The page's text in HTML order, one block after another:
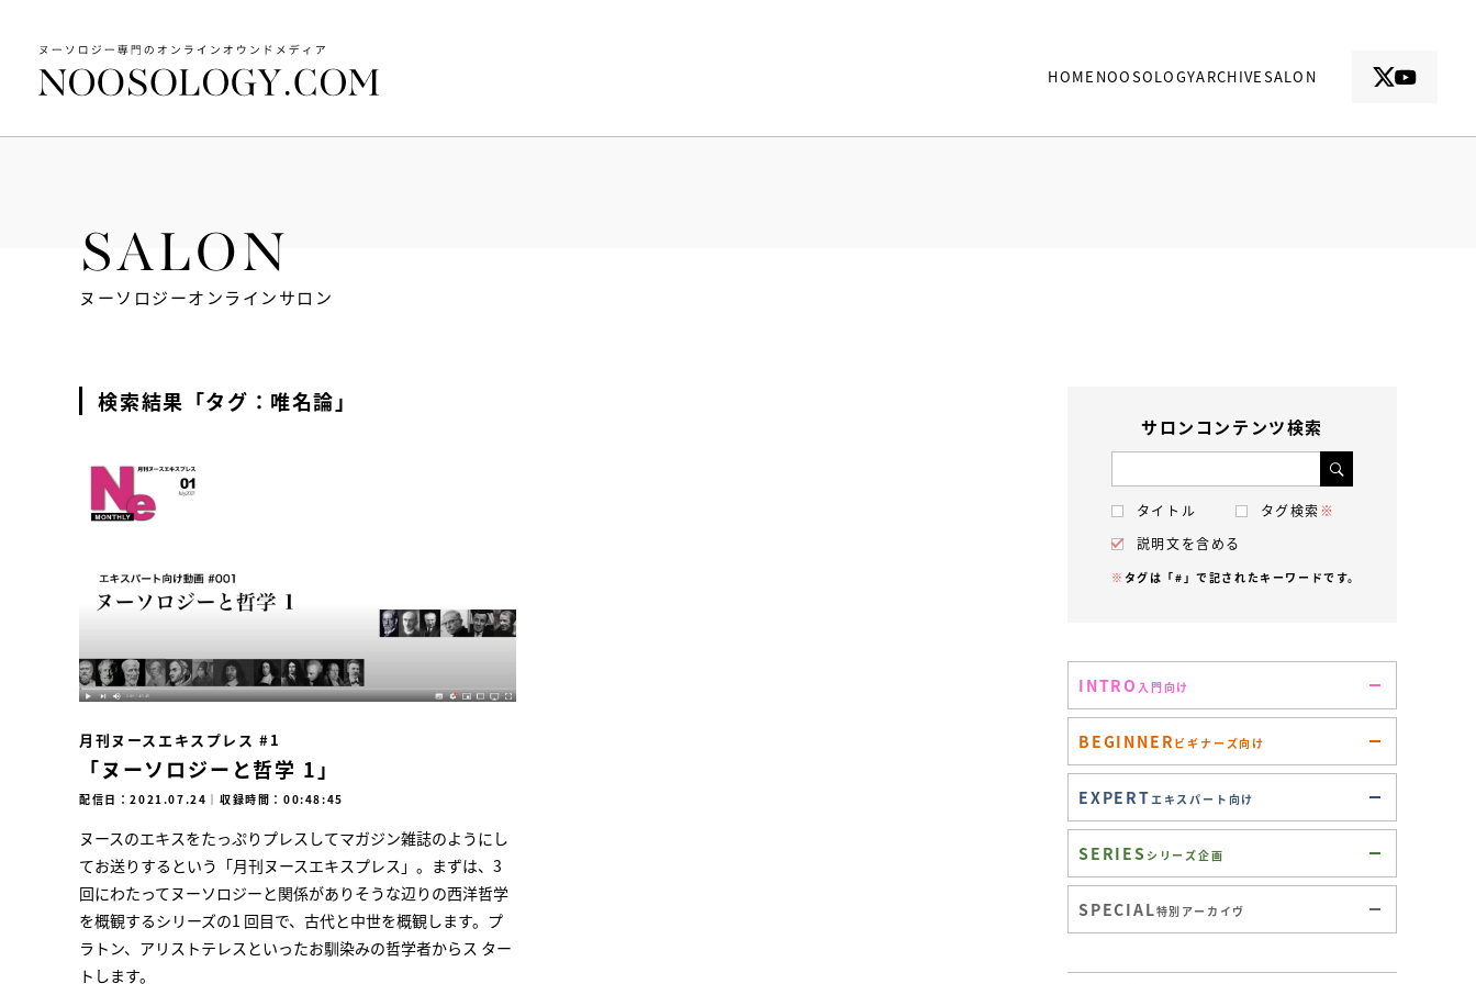
HOME NOOSOLOGYARCHIVESALON
SALON
ヌーソロジーオンラインサロン
検索結果「タグ：唯名論」
月刊ヌースエキスプレス #1
「ヌーソロジーと哲学 1」
配信日：2021.07.24 ｜収録時間：00:48:45
ヌースのエキスをたっぷりプレスしてマガジン雑誌のようにし
てお送りするという「月刊ヌースエキスプレス」。まずは、3
回にわたってヌーソロジーと関係がありそうな辺りの西洋哲学
を概観するシリーズの1 回目で、古代と中世を概観します。プ
ラトン、アリストテレスといったお馴染みの哲学者からス ター
トします。
サロンコンテンツ検索
タイトル タグ検索※
説明文を含める
※ タグは「#」で記されたキーワードです。
INTRO 入門向け
BEGINNER ビギナーズ向け
EXPERTエキスパート向け
SERIES シリーズ企画
SPECIAL特別アーカイヴ